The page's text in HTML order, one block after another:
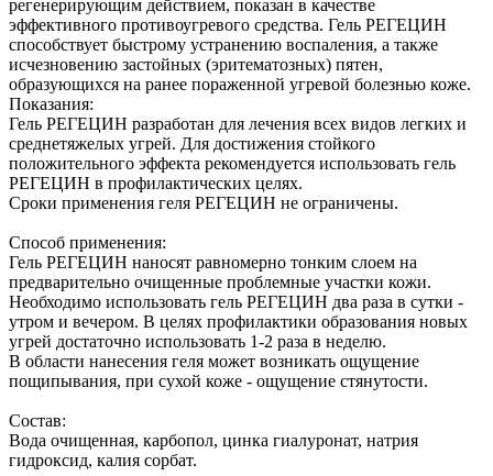
регенерирующим действием, показан в качестве
эффективного противоугревого средства. Гель РЕГЕЦИН
способствует быстрому устранению воспаления, а также
исчезновению застойных (эритематозных) пятен,
образующихся на ранее пораженной угревой болезнью коже.
Показания:
Гель РЕГЕЦИН разработан для лечения всех видов легких и
среднетяжелых угрей. Для достижения стойкого
положительного эффекта рекомендуется использовать гель
РЕГЕЦИН в профилактических целях.
Сроки применения геля РЕГЕЦИН не ограничены.
Способ применения:
Гель РЕГЕЦИН наносят равномерно тонким слоем на
предварительно очищенные проблемные участки кожи.
Необходимо использовать гель РЕГЕЦИН два раза в сутки -
утром и вечером. В целях профилактики образования новых
угрей достаточно использовать 1-2 раза в неделю.
В области нанесения геля может возникать ощущение
пощипывания, при сухой коже - ощущение стянутости.
Состав:
Вода очищенная, карбопол, цинка гиалуронат, натрия
гидроксид, калия сорбат.